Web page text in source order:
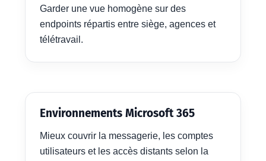
Garder une vue homogène sur des
endpoints répartis entre siège, agences et
télétravail.
Environnements Microsoft 365
Mieux couvrir la messagerie, les comptes
utilisateurs et les accès distants selon la